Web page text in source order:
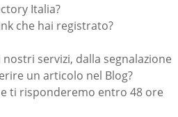
Italia?
che hai registrato?
servizi, dalla segnalazione
un articolo nel Blog?
ti risponderemo entro 48 ore